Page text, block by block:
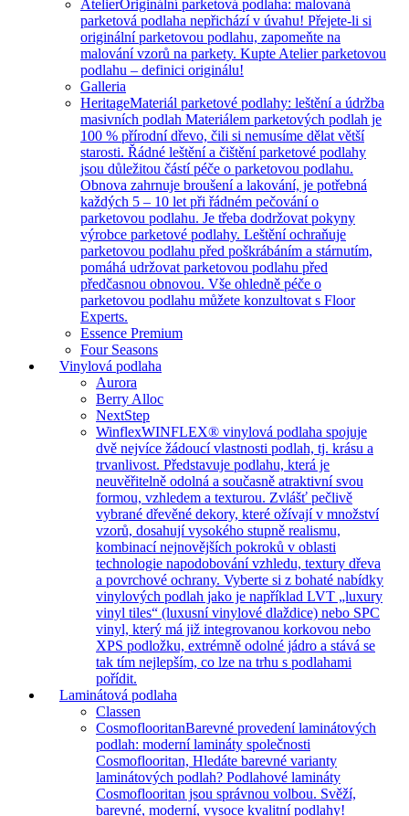
AtelierOriginální parketová podlaha: malovaná
parketová podlaha nepřichází v úvahu! Přejete-li si
originální parketovou podlahu, zapomeňte na
malování vzorů na parkety. Kupte Atelier parketovou
podlahu – definici originálu!
Galleria
HeritageMateriál parketové podlahy: leštění a údržba
masivních podlah Materiálem parketových podlah je
100 % přírodní dřevo, čili si nemusíme dělat větší
starosti. Řádné leštění a čištění parketové podlahy
jsou důležitou částí péče o parketovou podlahu.
Obnova zahrnuje broušení a lakování, je potřebná
každých 5 – 10 let při řádném pečování o
parketovou podlahu. Je třeba dodržovat pokyny
výrobce parketové podlahy. Leštění ochraňuje
parketovou podlahu před poškrábáním a stárnutím,
pomáhá udržovat parketovou podlahu před
předčasnou obnovou. Vše ohledně péče o
parketovou podlahu můžete konzultovat s Floor
Experts.
Essence Premium
Four Seasons
Vinylová podlaha
Aurora
Berry Alloc
NextStep
WinflexWINFLEX® vinylová podlaha spojuje
dvě nejvíce žádoucí vlastnosti podlah, tj. krásu a
trvanlivost. Představuje podlahu, která je
neuvěřitelně odolná a současně atraktivní svou
formou, vzhledem a texturou. Zvlášť pečlivě
vybrané dřevěné dekory, které ožívají v množství
vzorů, dosahují vysokého stupně realismu,
kombinací nejnovějších pokroků v oblasti
technologie napodobování vzhledu, textury dřeva
a povrchové ochrany. Vyberte si z bohaté nabídky
vinylových podlah jako je například LVT „luxury
vinyl tiles“ (luxusní vinylové dlaždice) nebo SPC
vinyl, který má již integrovanou korkovou nebo
XPS podložku, extrémně odolné jádro a stává se
tak tím nejlepším, co lze na trhu s podlahami
pořídit.
Laminátová podlaha
Classen
CosmoflooritanBarevné provedení laminátových
podlah: moderní lamináty společnosti
Cosmoflooritan, Hledáte barevné varianty
laminátových podlah? Podlahové lamináty
Cosmoflooritan jsou správnou volbou. Svěží,
barevné, moderní, vysoce kvalitní podlahy!